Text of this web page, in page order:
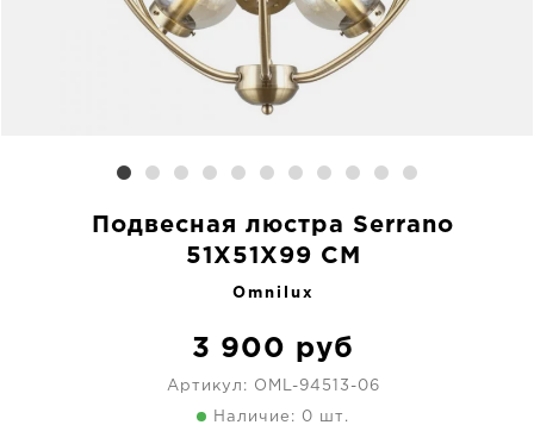
Подвесная люстра Serrano
51X51X99 CM
Omnilux
3 900 руб
Артикул: OML-94513-06
Наличие: 0 шт.